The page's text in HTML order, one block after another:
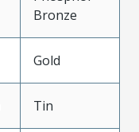
Bronze
Gold
Tin